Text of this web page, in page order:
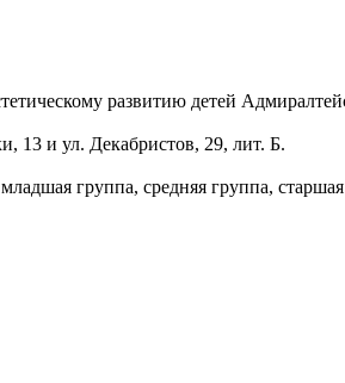
развитию детей
13 и ул. Декабристов, 29, лит. Б.
группа, средняя группа,